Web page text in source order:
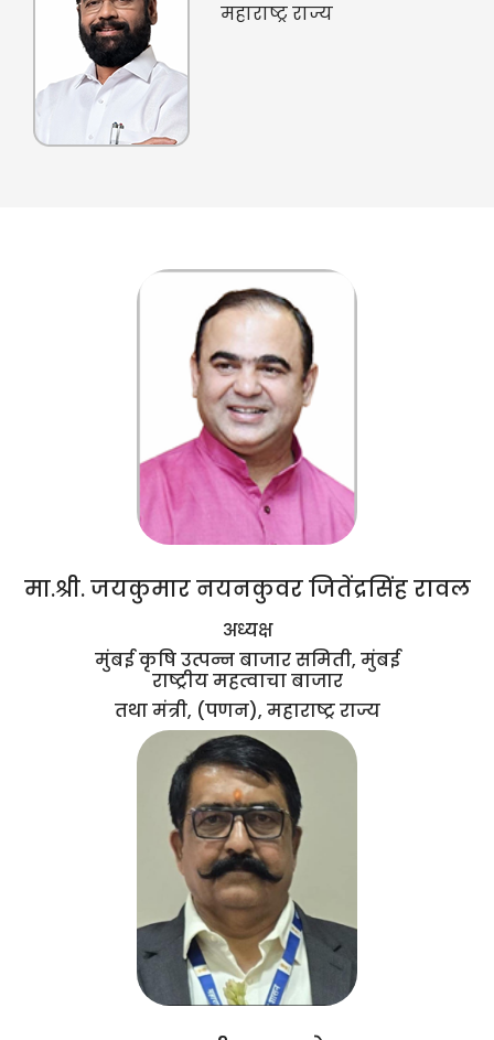
मा.श्री. जयकुमार नयनकुवर जितेंद्रसिंह रावल
अध्यक्ष
मुंबई कृषि उत्पन्न बाजार समिती, मुंबई
राष्ट्रीय महत्वाचा बाजार
तथा मंत्री, (पणन), महाराष्ट्र राज्य